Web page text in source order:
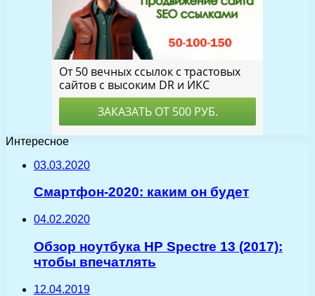
Интересное
03.03.2020
Смартфон-2020: каким он будет
04.02.2020
Обзор ноутбука HP Spectre 13 (2017):
чтобы впечатлять
12.04.2019